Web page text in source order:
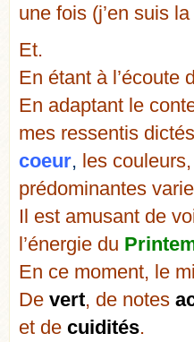
une fois (j’en suis
Et.
En étant à l’écoute
En adaptant le
mes ressentis
coeur, les
prédominantes
Il est amusant de
l’énergie du
En ce moment, le
De vert, de notes
et de cuidités.